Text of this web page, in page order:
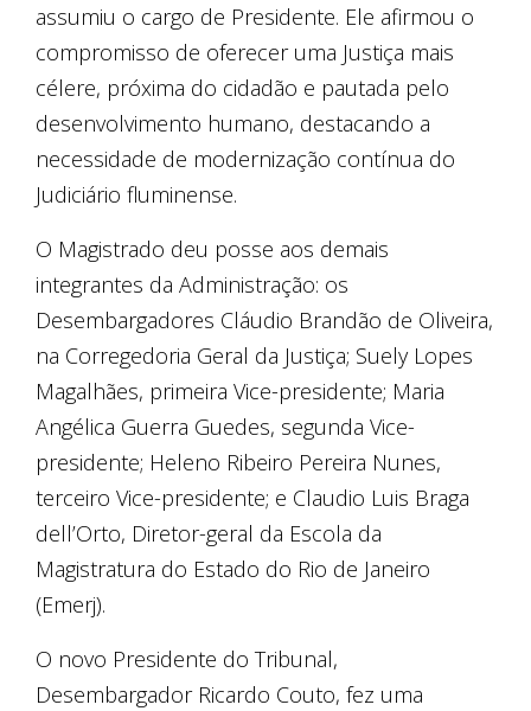
assumiu o cargo de Presidente. Ele afirmou o
compromisso de oferecer uma Justiça mais
célere, próxima do cidadão e pautada pelo
desenvolvimento humano, destacando a
necessidade de modernização contínua do
Judiciário fluminense.
O Magistrado deu posse aos demais
integrantes da Administração: os
Desembargadores Cláudio Brandão de Oliveira,
na Corregedoria Geral da Justiça; Suely Lopes
Magalhães, primeira Vice-presidente; Maria
Angélica Guerra Guedes, segunda Vice-
presidente; Heleno Ribeiro Pereira Nunes,
terceiro Vice-presidente; e Claudio Luis Braga
dell’Orto, Diretor-geral da Escola da
Magistratura do Estado do Rio de Janeiro
(Emerj).
O novo Presidente do Tribunal,
Desembargador Ricardo Couto, fez uma